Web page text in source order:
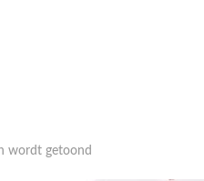
wordt getoond